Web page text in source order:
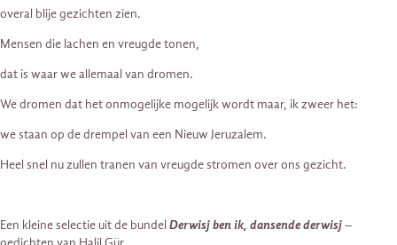
overal blije gezichten zien.
Mensen die lachen en vreugde tonen,
dat is waar we allemaal van dromen.
We dromen dat het onmogelijke mogelijk wordt maar, ik zweer het:
we staan op de drempel van een Nieuw Jeruzalem.
Heel snel nu zullen tranen van vreugde stromen over ons gezicht.
Een kleine selectie uit de bundel Derwisj ben ik, dansende derwisj–